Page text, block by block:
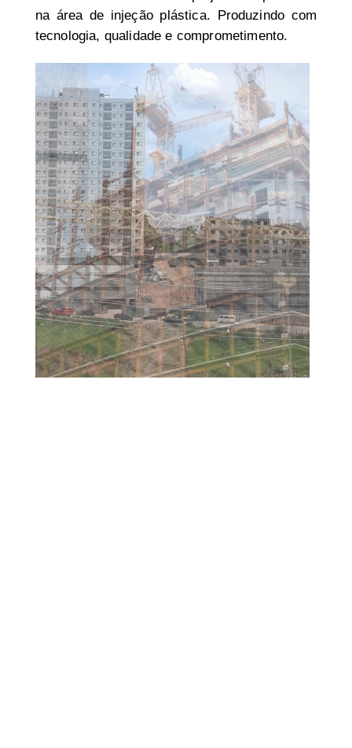
na área de injeção plástica. Produzindo com
tecnologia, qualidade e comprometimento.